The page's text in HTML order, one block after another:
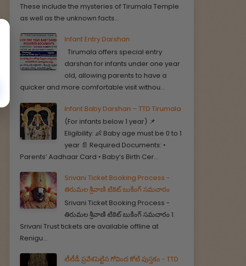
These include the mysteries of Tirumala Temple
as well as the unknown facts...
Infant Entry Darshan
Tirumala offers special entry
darshan for infants under one year
old, allowing parents to have a
quicker and more comfortable visit withou...
Infant Baby Darshan – TTD Tirumala
(For infants below 1 year) 📌
Eligibility: 👶 Baby age must be 0 to 1
year 📄 Required Documents: •
Parents’ Aadhaar Card • Baby’s Birth Cer...
Srivani Ticket Booking Process -
తిరుమల శ్రీవాణి టికెట్ బుకింగ్ సమచారం
Srivani Ticket Booking Process -
తిరుమల శ్రీవాణి టికెట్ బుకింగ్ సమచారం 1.
Srivani Trust tickets are available offline at
Renigu...
టీటీడీ ప్రవేశపెట్టిన గోవింద కోటి పుస్తకం - TTD